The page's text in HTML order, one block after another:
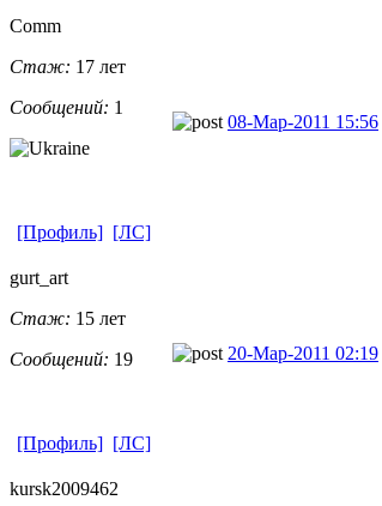
Comm
Стаж: 17 лет
Сообщений: 1
08-Мар-2011 15:56
[Профиль] [ЛС]
gurt_art
Стаж: 15 лет
Сообщений: 19 20-Мар-2011 02:19
[Профиль] [ЛС]
kursk2009462